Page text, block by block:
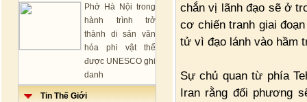
Phở Hà Nội trong
hành trình trở
thành di sản văn
hóa phi vật thể
được UNESCO ghi
danh
Tin Thế Giới
chắn vị lãnh đạo sẽ ở
cơ chiến tranh giai
tử vì đạo lánh vào hầm
Sự chủ quan từ phía
Iran rằng đối phương